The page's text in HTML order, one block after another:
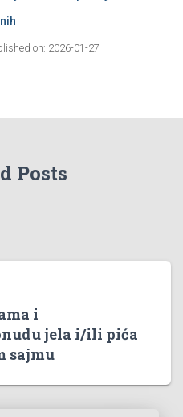
on: 2026-01-27
Posts
i
jela i/ili pića
sajmu